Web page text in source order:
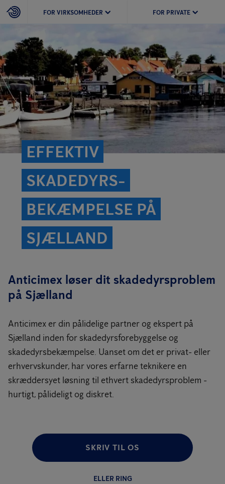
FOR VIRKSOMHEDER FOR PRIVATE
EFFEKTIV
SKADEDYRS­
BEKÆMPELSE PÅ
SJÆLLAND
Anticimex løser dit skadedyrsproblem
på Sjælland
Anticimex er din pålidelige partner og ekspert på
Sjælland inden for skadedyrsforebyggelse og
skadedyrsbekæmpelse. Uanset om det er privat- eller
erhvervskunder, har vores erfarne teknikere en
skræddersyet løsning til ethvert skadedyrsproblem -
hurtigt, pålideligt og diskret.
SKRIV TIL OS
ELLER RING